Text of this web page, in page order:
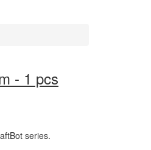
- 1 pcs
series.